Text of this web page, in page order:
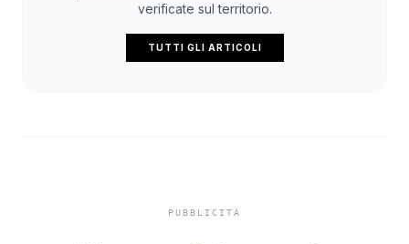
verificate sul territorio.
TUTTI GLI ARTICOLI